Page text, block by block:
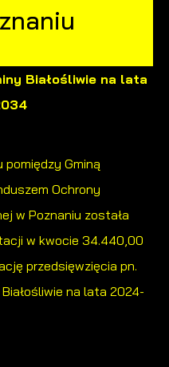
Białośliwie na lata
Gminą
Ochrony
w Poznaniu została
w kwocie 34.440,00
przedsięwzięcia pn.
na lata 2024-
Twoich ustawień
stronie internetowej
Ciebie ustawień oraz
zapewnić Ci większy
naszej strony poprzez
preferencji.
i personalizacyjne pliki
ilości funkcji na
nam rozwijać się i